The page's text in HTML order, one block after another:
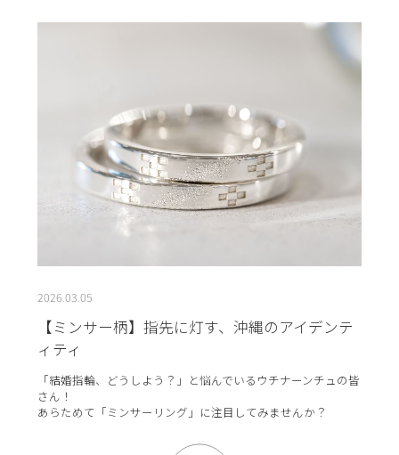
2026.03.05
【ミンサー柄】指先に灯す、沖縄のアイデンテ
ィティ
「結婚指輪、どうしよう？」と悩んでいるウチナーンチュの皆
さん！
あらためて「ミンサーリング」に注目してみませんか？